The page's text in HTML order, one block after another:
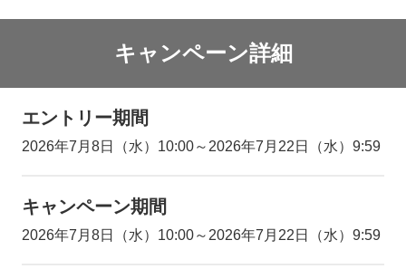
キャンペーン詳細
エントリー期間
2026年7月8日（水）10:00～2026年7月22日（水）9:59
キャンペーン期間
2026年7月8日（水）10:00～2026年7月22日（水）9:59